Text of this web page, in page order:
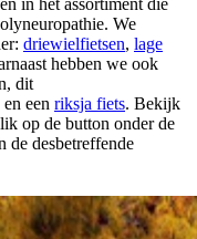
in het assortiment die
We
driewielfietsen, lage
hebben we ook
dit
en een riksja fiets. Bekijk
op de button onder de
de desbetreffende